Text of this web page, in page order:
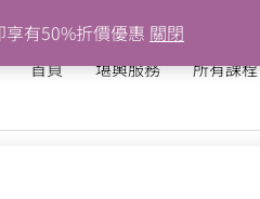
有50%折價優惠 關閉
首頁 堪輿服務 所有課程